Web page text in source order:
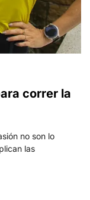
correr la
no son lo
las